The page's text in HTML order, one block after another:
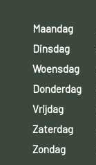
Maandag
Dinsdag
Woensdag
Donderdag
Vrijdag
Zaterdag
Zondag